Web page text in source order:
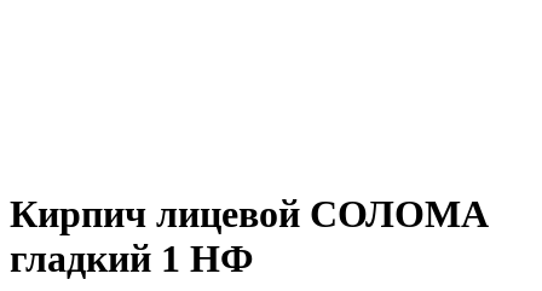
Кирпич лицевой СОЛОМА
гладкий 1 НФ